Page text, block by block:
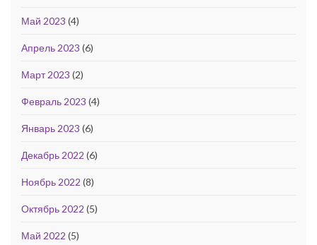
Май 2023 (4)
Апрель 2023 (6)
Март 2023 (2)
Февраль 2023 (4)
Январь 2023 (6)
Декабрь 2022 (6)
Ноябрь 2022 (8)
Октябрь 2022 (5)
Май 2022 (5)